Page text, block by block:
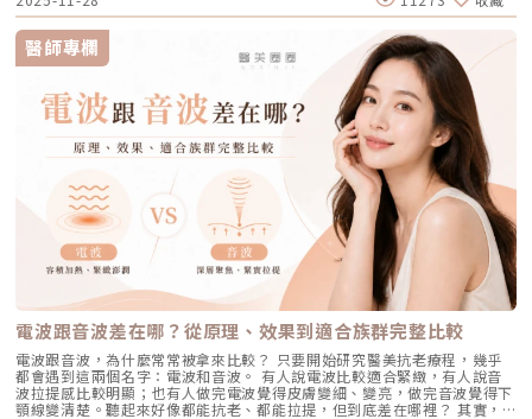
1726nm 的戰痘雷射則是專為「阻斷皮脂腺」而生，能精準且深度地破壞
出油源頭，因此更適合用來拯救中重度發炎、滿臉油光，以及長年反覆發作
的頑固型痘痘肌。誰最適合打 AviClear 戰痘雷射？如果符合以下任一情
況，AviClear 將會是非常值得評估的投資： 口服藥物恐懼或不適應者：曾
經吃過口服 A 酸但無法忍受乾燥脫皮，或是抽血發現肝指數異常而被迫停藥
的人。 備孕中或哺乳中的女性：口服 A 酸有強烈的致畸胎性，停藥後仍需
避孕一段時間；而戰痘雷射純粹是物理性光電治療，對全身系統無影響（但
孕婦本身基於安全考量，雷射療程前仍須經醫師評估）。 滿臉油光、毛孔
粗大者：即使目前沒有嚴重的發炎痘痘，但深受「中東油田」困擾，希望從
根本減少出油量的人。 作息不正常、壓力型成人痘：針對因為熬夜、壓力
大導致賀爾蒙波動，進而反覆在下巴、兩頰爆發的成人痘，精準破壞皮脂腺
能有效阻斷復發。 深色肌膚患者：過去許多雷射（如脈衝光、某些淨膚雷
射）在深色肌膚上容易引發熱傷害或色素沉澱（反黑）。AviClear 的
1726nm 波長針對的是「油脂」而非「黑色素」，因此適用於 Fitzpatrick
膚色分類的 I 到 VI 型（包含極深色肌膚），安全性極高。AviClear 戰痘雷
射 常見 QA 總整理在決定進行療程前，大家心中難免還有一些疑問。我們
整理了討論度最高的幾個問題：Q1：打 AviClear 戰痘雷射會痛嗎？需要敷
麻藥嗎？A：疼痛度極低，多數患者甚至不需要敷麻藥！怕痛的人有福了！
AviClear 搭載了專利的「AviCool™ 藍寶石冷卻技術」，探頭在雷射擊發的
前、中、後都會持續為肌膚表面降溫。治療過程中，主要會感覺到探頭冰冰
涼涼的，伴隨輕微的溫熱感或是像被橡皮筋輕彈的感覺。相較於傳統雷射或
手工清粉刺的痛楚，整體舒適度大幅提升，輕鬆就能完成療程。Q2：我現
在正在吃口服 A 酸，可以打 AviClear 嗎？A：建議先與主治醫師討論。一
般來說，口服 A 酸會讓皮膚變得比較薄且脆弱。多數醫師會建議在停用口服
A 酸至少 1 到 3 個月後，讓皮膚屏障稍微恢復，再來進行雷射治療會比較
作用於表層角質更新，改善肌膚粗糙。 杏仁酸：屬於果酸的一種但兼具親
脂特性，屬較溫和的酸類選擇。3. 抗老成分 A醇（Retinol）：A醇是目前研
究較完整的抗老成分之一，可促進表皮更新，並間接支持膠原蛋白生成，對
於老化型毛孔與膚質粗糙有一定幫助。但 A醇具有刺激性，建議採取低濃
度、循序漸進方式建立耐受。4. 防曬是關鍵保護：紫外線是造成膠原蛋白流
失與肌膚老化的重要因素之一。長期日曬會加速毛孔鬆弛，因此無論晴雨都
應確實做好防曬（塗抹防曬乳或物理性遮蔽）。醫美療程如何精準對抗毛孔
粗大？如果你期待的是肉眼可見的改善幅度，相比起日常保養，專業的醫美
療程通常會是更直接且具效率的選擇之一。隨著醫美科技的不斷進步，針對
不同成因的毛孔問題都有相對應的解方！1. 溫和深層清潔：海菲秀
（HydraFacial）原理：屬於非侵入性的保養。利用專利的負壓水渦流技
術，溫和無痛地吸出毛孔深層的黑頭、白頭粉刺與多餘皮脂，同時導入高濃
度的保濕與抗氧化精華。適合誰：出油粉刺型毛孔、怕痛不敢打雷射、想作
為重要活動前的急救保養者。效果與特色：做完當下皮膚立刻感受到「會呼
吸」的潔淨感，毛孔因為髒污被清空並喝飽水，視覺上會立刻變得細緻，且
無恢復期。2. 光電雷射：皮秒雷射（搭配特殊透鏡）原理：皮秒雷射
（Pico Laser）是目前詢問度最高的縮毛孔療程。核心在於加上了「蜂巢透
鏡」或「聚焦透鏡」。這能在不破壞表皮的情況下，將雷射光束匯聚，在真
皮層產生「空泡效應（LIOB）」。這就像是在皮膚深層進行微小的破壞，
藉此喚醒肌膚的自癒機制，大量刺激膠原蛋白與彈力纖維新生，進而把毛孔
周圍的凹陷給「撐」起來。適合誰：輕中度的老化型毛孔、輕微淺層痘疤、
想同時改善膚色不均與暗沉的人。效果與特色：熱傷害小，術後通常只會紅
腫1~3天，幾乎不影響日常生活。是目前 CP 值極高的定期保養型雷射。3.
重度凹洞救星：UP雷射原理：如果是屬於嚴重的「疤痕/凹洞型毛孔」，皮
「燒灼式破壞」，轉變為更精準、更可控的「震碎式處理」，再結合 AI 影
像分析與超冷卻保護，使治療不僅更安全、也更貼近現代人追求的舒適與高
效率。對於過去因反黑、修復期長或效果不均而猶豫的族群而言，Reepot
的出現為除斑帶來全新的可能。 這篇文章就帶你理解Reepot 到底怎麼運
作？和你聽過的皮秒、傳統雷射有什麼不同？誰適合做、誰不適合？效果、
術後照護、價格又是多少呢？希望能讓你在做選擇前，有完整且中立的參
考。為什麼斑點這麼難纏？了解色素成因，是選擇療程前最重要的一步許多
人以為斑點只是「曬太陽造成的色塊」，但實際上臉上的每一顆斑，都可能
有不同來源。色素形成的原因多元，深度位置也不相同，因此在治療上自然
不能以單一方式應對。常見的斑點來源包括：一、紫外線長期累積的影響日
曬會刺激黑色素細胞活躍，形成曬斑、雀斑或不均勻暗沉。二、基因與體質
因素有些人天生黑色素細胞較敏感，斑點更容易在年輕時就出現。三、荷爾
蒙波動包含懷孕、避孕藥、壓力、作息不穩等，都可能使色素活躍，例如熟
知的肝斑。四、發炎後色素沉澱（PIH）痘痘、皮膚受傷、過度刺激後，都
可能留下深淺不一的色沉。以上原因造成斑點呈現不同的「深度」「密度」
與「分布」，也使除斑變得不再只是把黑色素擊散這麼簡單。只要能量不
足，改善有限；能量過強，又可能刺激皮膚，造成修復期延長、色素反應，
甚至讓斑點反覆出現。也因為色素問題本身複雜，傳統除斑療程才會讓人覺
得「效果不一定穩定」。要真正提高治療的成功率，關鍵就在於是否能更精
準、穩定地處理不同深度的黑色素，同時降低熱傷害。什麼是 Reepot AI時
光雷射？從技術重新理解除斑Reepot AI時光雷射是一款以 532 nm 綠光為
基礎，並結合 AI 影像分析的智慧型色素雷射，已通過美國 FDA、韓國
KFDA 與台灣 TFDA 核可。它的設計目的，是讓除斑治療更精準、更安全，
也更符合亞洲膚質對低熱傷害的需求。透過AI智慧影像掃描技術，系統能先
辨識斑點的深度與分布，使能量設定更具科學依據。在治療作用上，
醫師專欄
電波跟音波差在哪？從原理、效果到適合族群完整比較
電波跟音波，為什麼常常被拿來比較？ 只要開始研究醫美抗老療程，幾乎
都會遇到這兩個名字：電波和音波。 有人說電波比較適合緊緻，有人說音
波拉提感比較明顯；也有人做完電波覺得皮膚變細、變亮，做完音波覺得下
顎線變清楚。聽起來好像都能抗老、都能拉提，但到底差在哪裡？ 其實，